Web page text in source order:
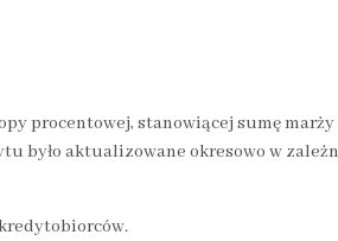
procentowej, stanowiącej sumę
było aktualizowane okresowo w